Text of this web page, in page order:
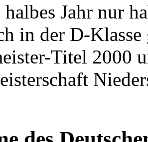
Jahr nur
in der D-Klasse
Titel 2000